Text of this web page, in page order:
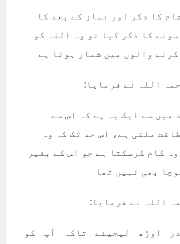
کا ذکر اور نماز کے بعد کا
کا ذکر کیا تو وہ اللہ کو
والوں میں شمار ہوتا ہے
اللہ نے فرمایا:
میں سے ایک یہ ہے کہ اس سے
ملتی ہے، اس حد تک کہ وہ
کام کرسکتا ہے جو اس کے بغیر
بھی نہیں تھا
اللہ نے فرمایا:
اوڑھ لیجیئے تاکہ آپ کو